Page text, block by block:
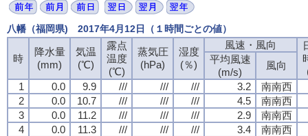
八幡（福岡県) 2017年4月12日（１時間ごとの値）
時
降水量
(mm)
気温
(℃)
露点
温度
(℃)
蒸気圧
(hPa)
湿度
(％)
風速・風向
平均風速
(m/s)
風向
1
0.0 9.9 /// /// /// 3.2
南南西
2
0.0 10.7 /// /// /// 4.5
南南西
3
0.0 11.2 /// /// /// 2.9
南南西
4
0.0 11.3 /// /// /// 3.4
南南西